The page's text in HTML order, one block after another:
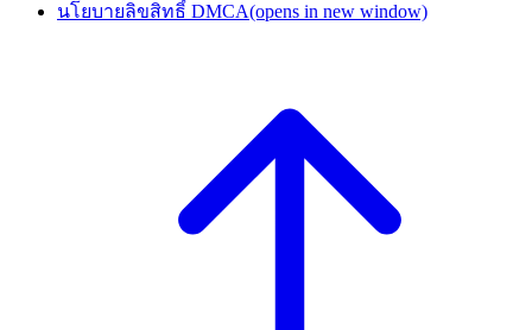
นโยบายลิขสิทธิ์ DMCA(opens in new window)